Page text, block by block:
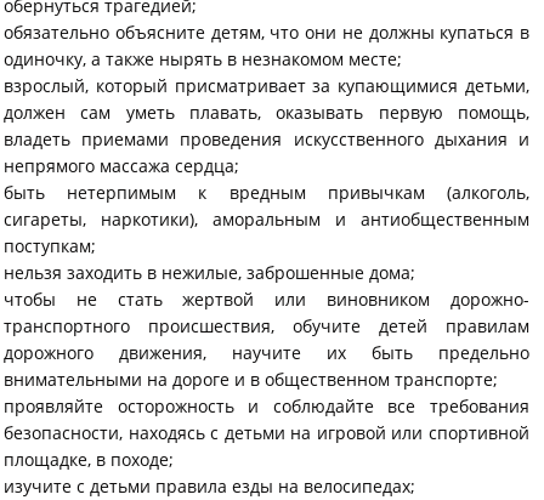
обернуться трагедией;
обязательно объясните детям, что они не должны купаться в
одиночку, а также нырять в незнакомом месте;
взрослый, который присматривает за купающимися детьми,
должен сам уметь плавать, оказывать первую помощь,
владеть приемами проведения искусственного дыхания и
непрямого массажа сердца;
быть нетерпимым к вредным привычкам (алкоголь,
сигареты, наркотики), аморальным и антиобщественным
поступкам;
нельзя заходить в нежилые, заброшенные дома;
чтобы не стать жертвой или виновником дорожно-
транспортного происшествия, обучите детей правилам
дорожного движения, научите их быть предельно
внимательными на дороге и в общественном транспорте;
проявляйте осторожность и соблюдайте все требования
безопасности, находясь с детьми на игровой или спортивной
площадке, в походе;
изучите с детьми правила езды на велосипедах;